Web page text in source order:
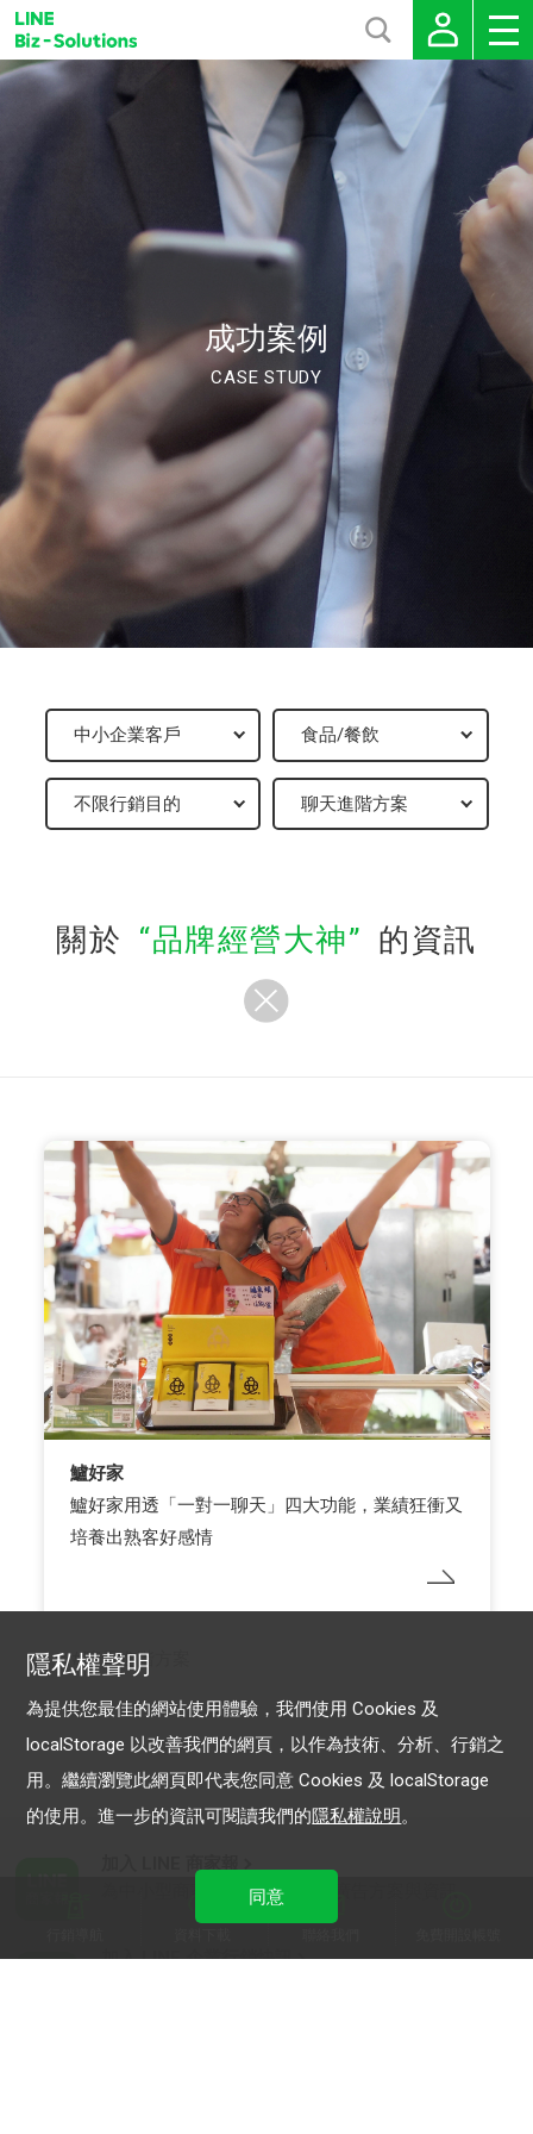
成功案例
CASE STUDY
關於 品牌經營大神 的資訊
鱸好家
鱸好家用透「一對一聊天」四大功能，業績狂衝又
培養出熟客好感情
聊天進階方案
為中小型商家提供LINE最新的廣告方案與資訊
加入 LINE 企業行銷快訊
隱私權聲明
為提供您最佳的網站使用體驗，我們使用 Cookies 及
localStorage 以改善我們的網頁，以作為技術、分析、行銷之
用。繼續瀏覽此網頁即代表您同意 Cookies 及 localStorage
的使用。進一步的資訊可閱讀我們的隱私權說明。
同意